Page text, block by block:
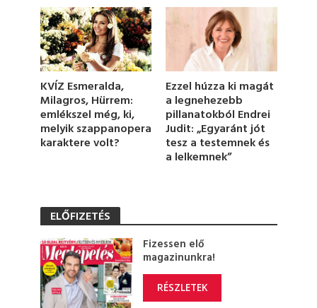
s
e
c
o
n
d
s
KVÍZ Esmeralda,
Milagros, Hürrem:
emlékszel még, ki,
melyik szappanopera
karaktere volt?
Ezzel húzza ki magát
a legnehezebb
pillanatokból Endrei
Judit: „Egyaránt jót
tesz a testemnek és
a lelkemnek”
ELŐFIZETÉS
Fizessen elő
magazinunkra!
RÉSZLETEK